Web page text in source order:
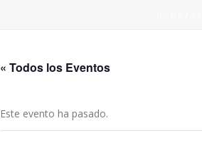
« Todos los Eventos
Este evento ha pasado.